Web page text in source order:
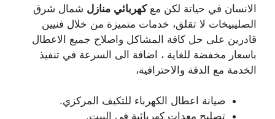
الانسان في حياتة لكن معكهربائي منازل شمال شرق
الصليبيخات لا تقلق، خدمات متميزة من خلال فنيين
قادرين على حل كافة المشاكل واصلاح جميع الاعطال
باسعار مخفضة للغاية ، اضافة الى السرعة في تنفيذ
الخدمة مع الدقة والاحترافية،
صيانة اعطال الكهرباء للتكيف المركزي.
تصليح معدات كهربائية في البيت.